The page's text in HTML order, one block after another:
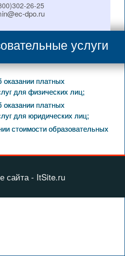
26-25
dpo.ru
услуги
оказании платных
для физических лиц;
оказании платных
для юридических лиц;
стоимости образовательных
сайта - ItSite.ru